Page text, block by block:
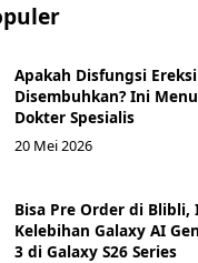
Apakah Disfungsi
Disembuhkan? Ini
Dokter Spesialis
20 Mei 2026
Bisa Pre Order di Blibli,
Kelebihan Galaxy AI
3 di Galaxy S26 Series